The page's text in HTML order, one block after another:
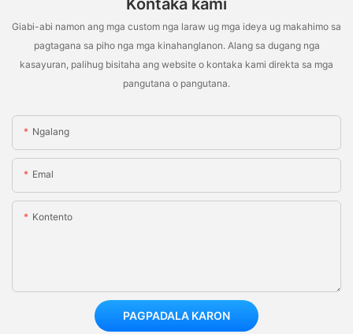
Giabi-abi namon ang mga custom nga laraw ug mga ideya ug makahimo sa
pagtagana sa piho nga mga kinahanglanon. Alang sa dugang nga
kasayuran, palihug bisitaha ang website o kontaka kami direkta sa mga
pangutana o pangutana.
Ngalang
Emal
Kontento
PAGPADALA KARON